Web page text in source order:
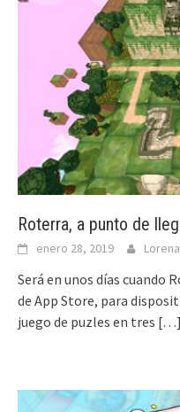
Roterra, a punto de
enero 28, 2019
Será en unos días
de App Store, para
juego de puzles en tres […]